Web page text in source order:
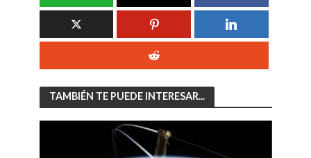
TAMBIÉN TE PUEDE INTERESAR...